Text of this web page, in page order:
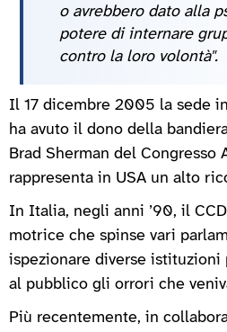
o avrebbero dato alla
potere di internare
contro la loro volontà".
Il 17 dicembre 2005 la sede
ha avuto il dono della
Brad Sherman del Congresso
rappresenta in USA un alto
In Italia, negli anni ’90, il
motrice che spinse vari
ispezionare diverse
al pubblico gli orrori che
Più recentemente, in